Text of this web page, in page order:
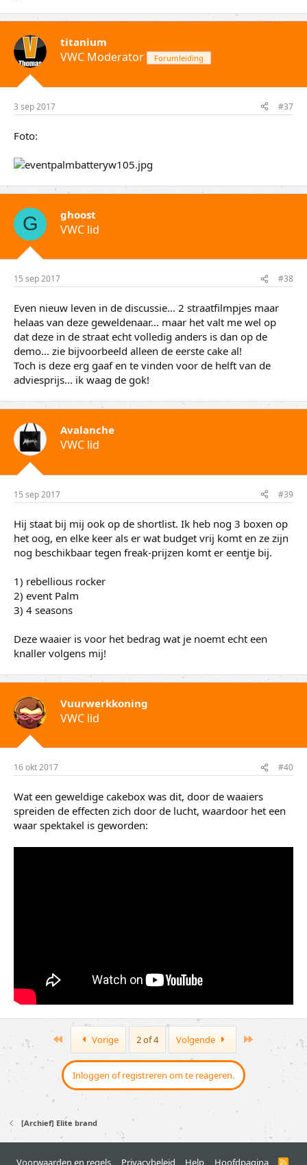
titanium
VWC Moderator Forumleiding
3 sep 2017 #37
Foto:
G ghoost
VWC lid
15 sep 2017 #38
Even nieuw leven in de discussie... 2 straatfilmpjes maar
helaas van deze geweldenaar... maar het valt me wel op
dat deze in de straat echt volledig anders is dan op de
demo... zie bijvoorbeeld alleen de eerste cake al!
Toch is deze erg gaaf en te vinden voor de helft van de
adviesprijs... ik waag de gok!
Avalanche
VWC lid
15 sep 2017 #39
Hij staat bij mij ook op de shortlist. Ik heb nog 3 boxen op
het oog, en elke keer als er wat budget vrij komt en ze zijn
nog beschikbaar tegen freak-prijzen komt er eentje bij.
1) rebellious rocker
2) event Palm
3) 4 seasons
Deze waaier is voor het bedrag wat je noemt echt een
knaller volgens mij!
Vuurwerkkoning
VWC lid
16 okt 2017 #40
Wat een geweldige cakebox was dit, door de waaiers
spreiden de effecten zich door de lucht, waardoor het een
waar spektakel is geworden:
Vorige 2 of 4 Volgende Last
Inloggen of registreren om te reageren.
[Archief] Elite brand
Voorwaarden en regels Privacybeleid Help Hoofdpagina R